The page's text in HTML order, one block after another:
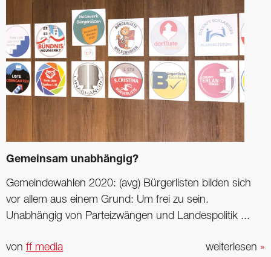
Gemeinsam unabhängig?
Gemeindewahlen 2020: (avg) Bürgerlisten bilden sich
vor allem aus einem Grund: Um frei zu sein.
Unabhängig von Parteizwängen und Landespolitik ...
weiterlesen »
von ff media